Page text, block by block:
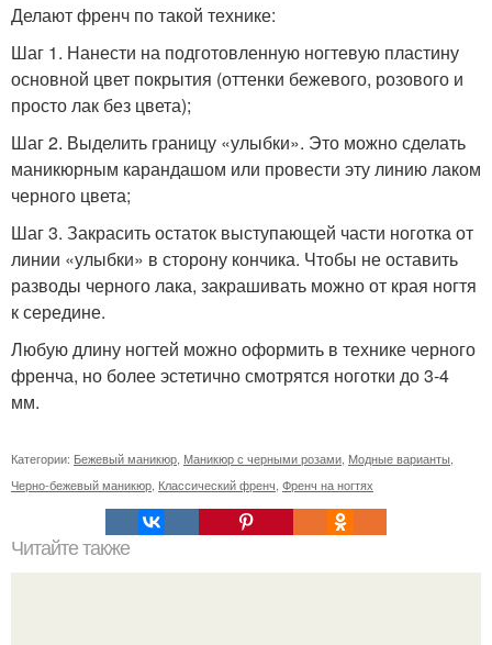
Делают френч по такой технике:
Шаг 1. Нанести на подготовленную ногтевую пластину
основной цвет покрытия (оттенки бежевого, розового и
просто лак без цвета);
Шаг 2. Выделить границу «улыбки». Это можно сделать
маникюрным карандашом или провести эту линию лаком
черного цвета;
Шаг 3. Закрасить остаток выступающей части ноготка от
линии «улыбки» в сторону кончика. Чтобы не оставить
разводы черного лака, закрашивать можно от края ногтя
к середине.
Любую длину ногтей можно оформить в технике черного
френча, но более эстетично смотрятся ноготки до 3-4
мм.
Категории: Бежевый маникюр Маникюр с черными розами Модные варианты
Черно-бежевый маникюр Классический френч Френч на ногтях
Читайте также